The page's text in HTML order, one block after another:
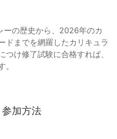
ーの歴史から、2026年のカ
ドまでを網羅したカリキュラ
つけ修了試験に合格すれば、
加方法